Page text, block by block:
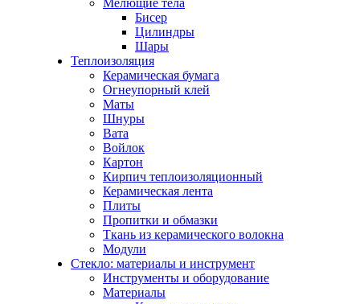
Мелющие тела
Бисер
Цилиндры
Шары
Теплоизоляция
Керамическая бумага
Огнеупорный клей
Маты
Шнуры
Вата
Войлок
Картон
Кирпич теплоизоляционный
Керамическая лента
Плиты
Пропитки и обмазки
Ткань из керамического волокна
Модули
Стекло: материалы и инструмент
Инструменты и оборудование
Материалы